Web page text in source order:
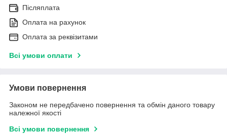
Післяплата
Оплата на рахунок
Оплата за реквізитами
Всі умови оплати
Умови повернення
Законом не передбачено повернення та обмін даного товару
належної якості
Всі умови повернення